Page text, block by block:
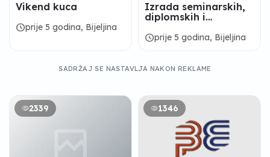
Vikend kuca
scheduleprije 5 godina, Bijeljina
Izrada seminarskih,
diplomskih i
scheduleprije 5 godina, Bijeljina
SADRŽAJ SE NASTAVLJA NAKON REKLAME
2339 1346